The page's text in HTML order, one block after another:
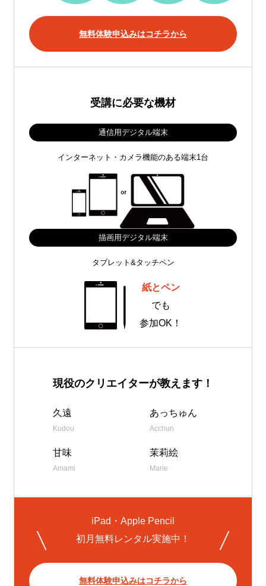
無料体験申込みはコチラから
受講に必要な機材
通信用デジタル端末
インターネット・カメラ機能のある端末1台
描画用デジタル端末
タブレット&タッチペン
紙とペン
でも
参加OK！
現役のクリエイターが教えます！
久遠
Kudou
あっちゅん
Acchun
甘味
Amami
茉莉絵
Marie
iPad・Apple Pencil
初月無料レンタル実施中！
無料体験申込みはコチラから